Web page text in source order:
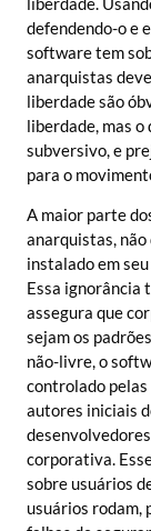
defendendo-o e
software tem
anarquistas
liberdade são
liberdade, mas
subversivo, e
para o
A maior parte
anarquistas, não
instalado em
Essa ignorância
assegura que
sejam os
não-livre, o
controlado pelas
autores iniciais
corporativa.
sobre usuários
usuários rodam,